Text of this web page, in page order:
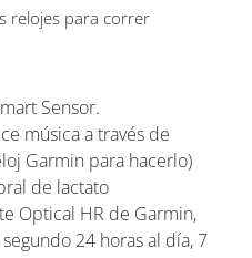
relojes para correr
Sensor.
música a través de
Garmin para hacerlo)
de lactato
Optical HR de Garmin,
24 horas al día, 7